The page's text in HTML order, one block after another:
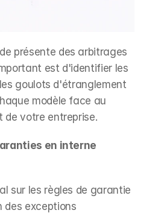
présente des arbitrages
est d'identifier les
goulots d'étranglement
modèle face au
de votre entreprise.
en interne
sur les règles de garantie
des exceptions